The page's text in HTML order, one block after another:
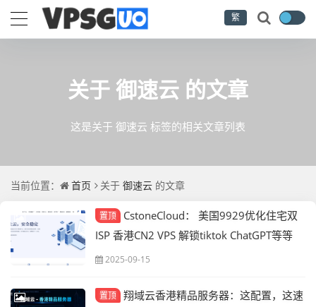
繁
关于御速云 的文章
这是关于 御速云 标签的相关文章列表
当前位置： 首页 关于 御速云 的文章
置顶
CstoneCloud： 美国9929优化住宅双
ISP 香港CN2 VPS 解锁tiktok ChatGPT等等
月付九折 年付七五折
2025-09-15
置顶 翔域云香港精品服务器：这配置，这速